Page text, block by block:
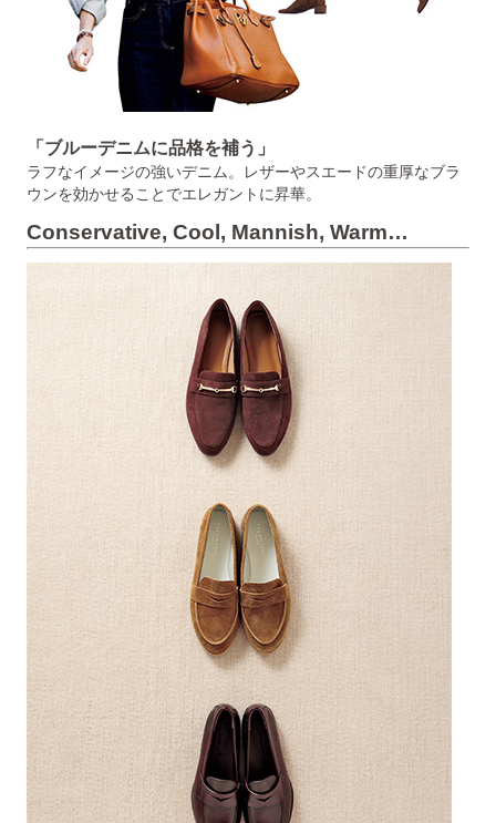
「ブルーデニムに品格を補う」
ラフなイメージの強いデニム。レザーやスエードの重厚なブラ
ウンを効かせることでエレガントに昇華。
Conservative, Cool, Mannish, Warm…